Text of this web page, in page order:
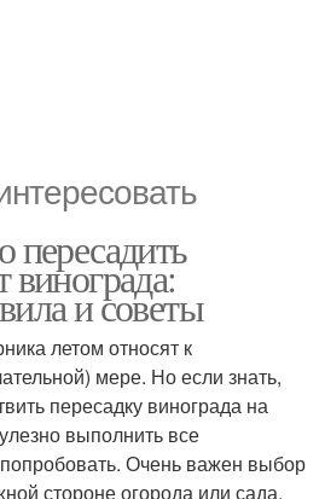
пересадить
винограда:
и советы
летом относят к
мере. Но если знать,
пересадку винограда на
выполнить все
Очень важен выбор
стороне огорода или сада,